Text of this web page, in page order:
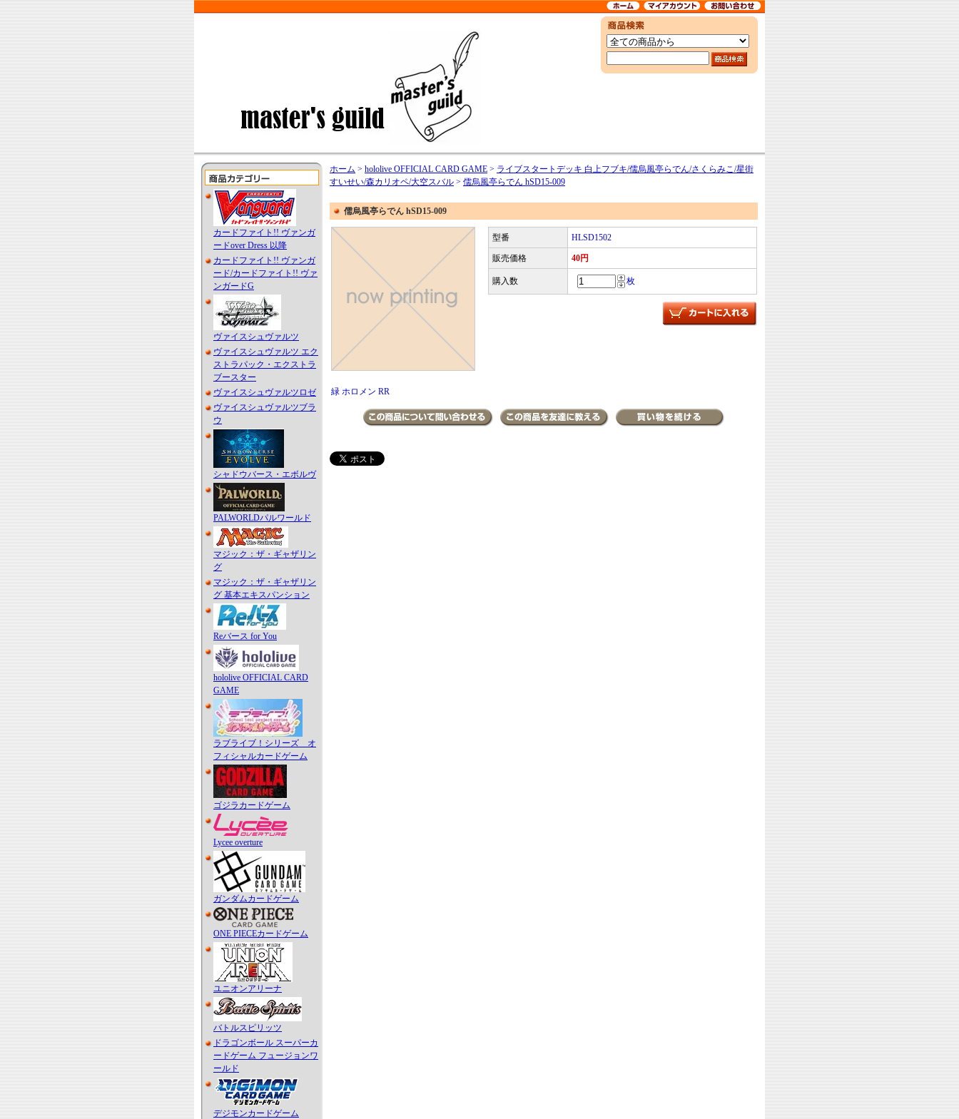
カードファイト!! ヴァンガ
ードover Dress 以降
カードファイト!! ヴァンガ
ード/カードファイト!! ヴァ
ンガードG
ヴァイスシュヴァルツ
ヴァイスシュヴァルツ エク
ストラパック・エクストラ
ブースター
ヴァイスシュヴァルツロゼ
ヴァイスシュヴァルツブラ
ウ
シャドウバース・エボルヴ
PALWORLDパルワールド
マジック：ザ・ギャザリン
グ
マジック：ザ・ギャザリン
グ 基本エキスパンション
Reバース for You
hololive OFFICIAL CARD
GAME
ラブライブ！シリーズ オ
フィシャルカードゲーム
ゴジラカードゲーム
Lycee overture
ガンダムカードゲーム
ONE PIECEカードゲーム
ユニオンアリーナ
バトルスピリッツ
ドラゴンボール スーパーカ
ードゲーム フュージョンワ
ールド
デジモンカードゲーム
ホーム > hololive OFFICIAL CARD GAME > ライブスタートデッキ 白上フブキ/儒烏風亭らでん/さくらみこ/星街
すいせい/森カリオペ/大空スバル > 儒烏風亭らでん hSD15-009
儒烏風亭らでん hSD15-009
型番 HLSD1502
販売価格 40円
購入数 枚
緑 ホロメン RR